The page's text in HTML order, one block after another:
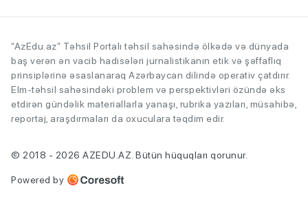
“AzEdu.az” Təhsil Portalı təhsil sahəsində ölkədə və dünyada
baş verən ən vacib hadisələri jurnalistikanın etik və şəffaflıq
prinsiplərinə əsaslanaraq Azərbaycan dilində operativ çatdırır.
Elm-təhsil sahəsindəki problem və perspektivləri özündə əks
etdirən gündəlik materiallarla yanaşı, rubrika yazıları, müsahibə,
reportaj, araşdırmaları da oxuculara təqdim edir.
© 2018 - 2026 AZEDU.AZ. Bütün hüquqları qorunur.
Powered by